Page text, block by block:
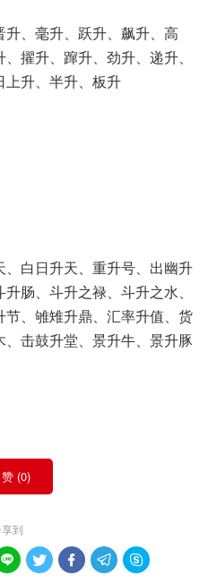
、毫升、跃升、飙升、高
擢升、蹿升、劲升、递升、
上升、半升、板升
白日升天、重升号、出幽升
肠、斗升之禄、斗升之水、
、雊雉升鼎、汇率升值、货
击鼓升堂、景升牛、景升豚
赞 (0)
到
    